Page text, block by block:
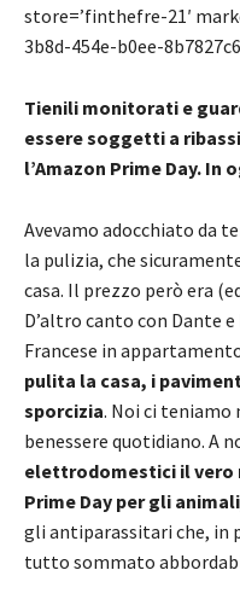
store=’finthefre-21′
3b8d-454e-b0ee-
Tienili monitorati e
essere soggetti a
l’Amazon Prime Day.
Avevamo adocchiato da
la pulizia, che
casa. Il prezzo però era
D’altro canto con Dante
Francese in
pulita la casa, i
sporcizia. Noi ci teniamo
benessere quotidiano. A
elettrodomestici il vero
Prime Day per gli
gli antiparassitari che, in
tutto sommato